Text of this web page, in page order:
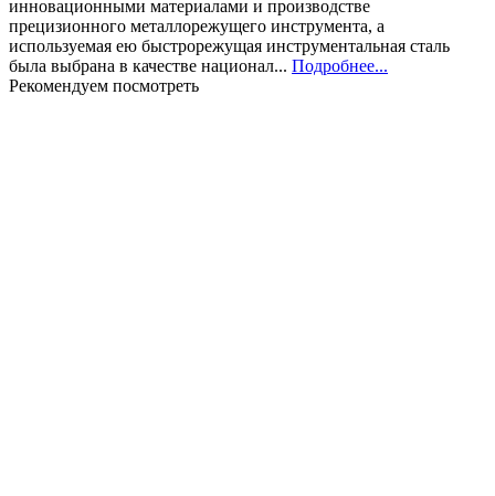
инновационными материалами и производстве
прецизионного металлорежущего инструмента, а
используемая ею быстрорежущая инструментальная сталь
была выбрана в качестве национал... Подробнее...
Рекомендуем посмотреть